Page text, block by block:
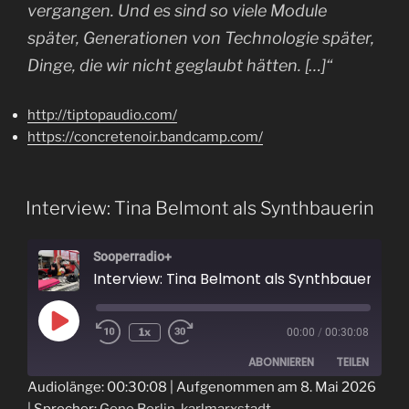
vergangen. Und es sind so viele Module
später, Generationen von Technologie später,
Dinge, die wir nicht geglaubt hätten. […]“
http://tiptopaudio.com/
https://concretenoir.bandcamp.com/
Interview: Tina Belmont als Synthbauerin
Sooperradio+
Interview: Tina Belmont als Synthbauerin
Play
Episode
1x 00:00 / 00:30:08
ABONNIEREN TEILEN
Audiolänge: 00:30:08
Aufgenommen am 8. Mai 2026